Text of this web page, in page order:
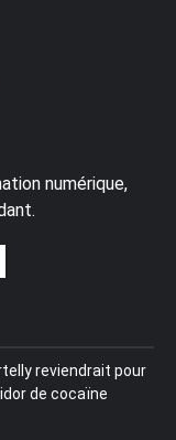
numérique,
reviendrait pour
de cocaïne